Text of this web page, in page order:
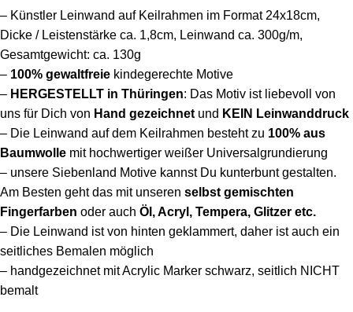
– Künstler Leinwand auf Keilrahmen im Format 24x18cm,
Dicke / Leistenstärke ca. 1,8cm, Leinwand ca. 300g/m,
Gesamtgewicht: ca. 130g
– 100% gewaltfreie kindegerechte Motive
– HERGESTELLT in Thüringen: Das Motiv ist liebevoll von
uns für Dich von Hand gezeichnet und KEIN Leinwanddruck
– Die Leinwand auf dem Keilrahmen bestehtzu 100% aus
Baumwolle mit hochwertiger weißer Universalgrundierung
– unsere Siebenland Motive kannst Du kunterbunt gestalten.
Am Besten geht das mit unseren selbst gemischten
Fingerfarben oder auch Öl, Acryl, Tempera, Glitzer etc.
– Die Leinwand ist von hinten geklammert, daher ist auch ein
seitliches Bemalen möglich
– handgezeichnet mit Acrylic Marker schwarz, seitlich NICHT
bemalt